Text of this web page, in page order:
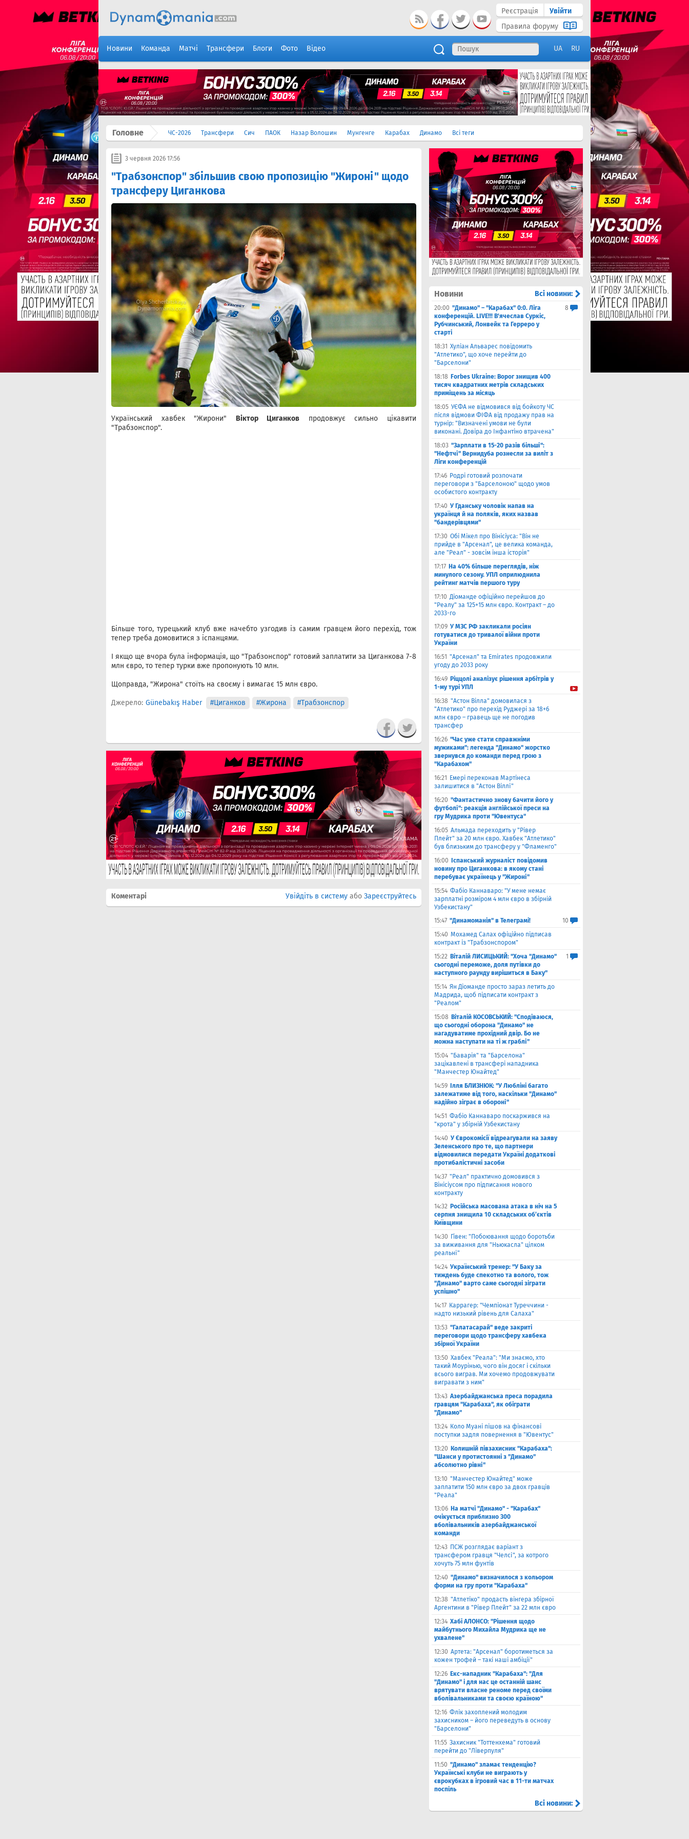
Реєстрація
Увійти
Правила форуму
Новини Команда Матчі Трансфери Блоги Фото Відео UA RU
Головне ЧС-2026 Трансфери Сич ПАОК Назар Волошин Мунгенге Карабах Динамо Всі теги
3 червня 2026 17:56
"Трабзонспор" збільшив свою пропозицію "Жироні" щодо
трансферу Циганкова
Український хавбек "Жирони" Віктор Циганков продовжує сильно цікавити
"Трабзонспор".
Більше того, турецький клуб вже начебто узгодив із самим гравцем його перехід, тож
тепер треба домовитися з іспанцями.
І якщо ще вчора була інформація, що "Трабзонспор" готовий заплатити за Циганкова 7-8
млн євро, то тепер турки вже пропонують 10 млн.
Щоправда, "Жирона" стоїть на своєму і вимагає 15 млн євро.
Джерело: Günebakış Haber #Циганков #Жирона #Трабзонспор
Коментарі Увійдіть в систему або Зареєструйтесь
Новини Всі новини:
20:00 "Динамо" – "Карабах" 0:0. Ліга
конференцій. LIVE!!! В'ячеслав Суркіс,
Рубчинський, Лонвейк та Герреро у
старті
8
18:31 Хуліан Альварес повідомить
"Атлетико", що хоче перейти до
"Барселони"
18:18 Forbes Ukraine: Ворог знищив 400
тисяч квадратних метрів складських
приміщень за місяць
18:05 УЄФА не відмовився від бойкоту ЧС
після відмови ФІФА від продажу прав на
турнір: "Визначені умови не були
виконані. Довіра до Інфантіно втрачена"
18:03 "Зарплати в 15-20 разів більші":
"Нефтчі" Вернидуба рознесли за виліт з
Ліги конференцій
17:46 Родрі готовий розпочати
переговори з "Барселоною" щодо умов
особистого контракту
17:40 У Гданську чоловік напав на
українця й на поляків, яких назвав
"бандерівцями"
17:30 Обі Мікел про Вінісіуса: "Він не
прийде в "Арсенал", це велика команда,
але "Реал" - зовсім інша історія"
17:17 На 40% більше переглядів, ніж
минулого сезону. УПЛ оприлюднила
рейтинг матчів першого туру
17:10 Діоманде офіційно перейшов до
"Реалу" за 125+15 млн євро. Контракт – до
2033-го
17:09 У МЗС РФ закликали росіян
готуватися до тривалої війни проти
України
16:51 "Арсенал" та Emirates продовжили
угоду до 2033 року
16:49 Ріццолі аналізує рішення арбітрів у
1-му турі УПЛ
16:38 "Астон Вілла" домовилася з
"Атлетико" про перехід Руджері за 18+6
млн євро – гравець ще не погодив
трансфер
16:26 "Час уже стати справжніми
мужиками": легенда "Динамо" жорстко
звернувся до команди перед грою з
"Карабахом"
16:21
Емері переконав Мартінеса
залишитися в "Астон Віллі"
16:20 "Фантастично знову бачити його у
футболі": реакція англійської преси на
гру Мудрика проти "Ювентуса"
16:05 Альмада переходить у "Рівер
Плейт" за 20 млн євро. Хавбек "Атлетико"
був близьким до трансферу у "Фламенго"
16:00
Іспанський журналіст повідомив
новину про Циганкова: в якому стані
перебуває українець у "Жироні"
15:54 Фабіо Каннаваро: "У мене немає
зарплатні розміром 4 млн євро в збірній
Узбекистану"
15:47 "Динамоманія" в Телеграмі!
10
15:40 Мохамед Салах офіційно підписав
контракт із "Трабзонспором"
15:22 Віталій ЛИСИЦЬКИЙ: "Хоча "Динамо"
сьогодні переможе, доля путівки до
наступного раунду вирішиться в Баку"
1
15:14 Ян Діоманде просто зараз летить до
Мадрида, щоб підписати контракт з
"Реалом"
15:08 Віталій КОСОВСЬКИЙ: "Сподіваюся,
що сьогодні оборона "Динамо" не
нагадуватиме прохідний двір. Бо не
можна наступати на ті ж граблі"
15:04 "Баварія" та "Барселона"
зацікавлені в трансфері нападника
"Манчестер Юнайтед"
14:59
Ілля БЛИЗНЮК: "У Любліні багато
залежатиме від того, наскільки "Динамо"
надійно зіграє в обороні"
14:51 Фабіо Каннаваро поскаржився на
"крота" у збірній Узбекистану
14:40 У Єврокомісії відреагували на заяву
Зеленського про те, що партнери
відмовилися передати Україні додаткові
протибалістичні засоби
14:37 "Реал" практично домовився з
Вінісіусом про підписання нового
контракту
14:32 Російська масована атака в ніч на 5
серпня знищила 10 складських об’єктів
Київщини
14:30 Гівен: "Побоювання щодо боротьби
за виживання для "Ньюкасла" цілком
реальні"
14:24 Український тренер: "У Баку за
тиждень буде спекотно та волого, тож
"Динамо" варто саме сьогодні зіграти
успішно"
14:17 Каррагер: "Чемпіонат Туреччини -
надто низький рівень для Салаха"
13:53 "Галатасарай" веде закриті
переговори щодо трансферу хавбека
збірної України
13:50 Хавбек "Реала": "Ми знаємо, хто
такий Моурінью, чого він досяг і скільки
всього виграв. Ми хочемо продовжувати
вигравати з ним"
13:43 Азербайджанська преса порадила
гравцям "Карабаха", як обіграти
"Динамо"
13:24 Коло Муані пішов на фінансові
поступки задля повернення в "Ювентус"
13:20 Колишній півзахисник "Карабаха":
"Шанси у протистоянні з "Динамо"
абсолютно рівні"
13:10 "Манчестер Юнайтед" може
заплатити 150 млн євро за двох гравців
"Реала"
13:06 На матчі "Динамо" - "Карабах"
очікується приблизно 300
вболівальників азербайджанської
команди
12:43 ПСЖ розглядає варіант з
трансфером гравця "Челсі", за котрого
хочуть 75 млн фунтів
12:40 "Динамо" визначилося з кольором
форми на гру проти "Карабаха"
12:38 "Атлетіко" продасть вінгера збірної
Аргентини в "Рівер Плейт" за 22 млн євро
12:34 Хабі АЛОНСО: "Рішення щодо
майбутнього Михайла Мудрика ще не
ухвалене"
12:30 Артета: "Арсенал" боротиметься за
кожен трофей – такі наші амбіції"
12:26 Екс-нападник "Карабаха": "Для
"Динамо" і для нас це останній шанс
врятувати власне реноме перед своїми
вболівальниками та своєю країною"
12:16 Флік захоплений молодим
захисником – його переведуть в основу
"Барселони"
11:55 Захисник "Тоттенхема" готовий
перейти до "Ліверпуля"
11:50 "Динамо" зламає тенденцію?
Українські клуби не виграють у
єврокубках в ігровий час в 11-ти матчах
поспіль
Всі новини: